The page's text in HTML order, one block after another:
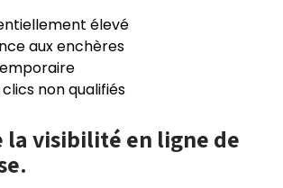
élevé
aux enchères
clics non qualifiés
la visibilité en ligne de